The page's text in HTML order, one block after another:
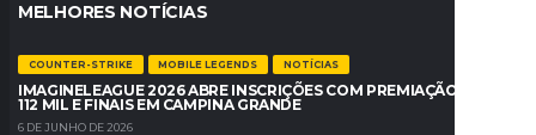
MELHORES NOTÍCIAS
COUNTER-STRIKE MOBILE LEGENDS NOTÍCIAS
IMAGINELEAGUE 2026 ABRE INSCRIÇÕES COM PREMIAÇÃO DE R$
112 MIL E FINAIS EM CAMPINA GRANDE
6 DE JUNHO DE 2026